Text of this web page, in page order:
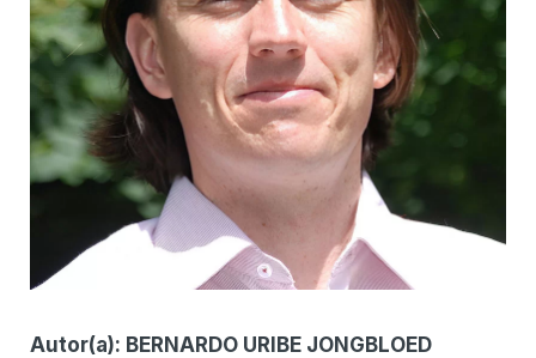
Autor(a): BERNARDO URIBE JONGBLOED